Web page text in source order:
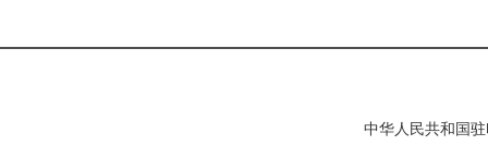
中华人民共和国